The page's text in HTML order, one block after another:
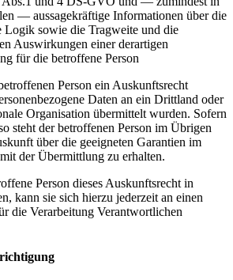
— aussagekräftige Informationen über die
Logik sowie die Tragweite und die
Auswirkungen einer derartigen
für die betroffene Person
Person ein Auskunftsrecht
Daten an ein Drittland oder
Organisation übermittelt wurden. Sofern
steht der betroffenen Person im Übrigen
über die geeigneten Garantien im
der Übermittlung zu erhalten.
Person dieses Auskunftsrecht in
kann sie sich hierzu jederzeit an einen
die Verarbeitung Verantwortlichen